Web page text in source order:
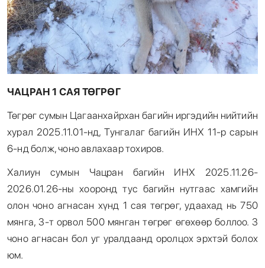
ЧАЦРАН 1 САЯ ТӨГРӨГ
Төгрөг сумын Цагаанхайрхан багийн иргэдийн нийтийн
хурал 2025.11.01-нд, Тунгалаг багийн ИНХ 11-р сарын
6-нд болж, чоно авлахаар тохиров.
Халиун сумын Чацран багийн ИНХ 2025.11.26-
2026.01.26-ны хооронд тус багийн нутгаас хамгийн
олон чоно агнасан хүнд 1 сая төгрөг, удаахад нь 750
мянга, 3-т орвол 500 мянган төгрөг өгөхөөр боллоо. 3
чоно агнасан бол уг уралдаанд оролцох эрхтэй болох
юм.